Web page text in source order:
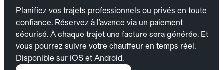
Planifiez vos trajets professionnels ou privés en toute
confiance. Réservez à l’avance via un paiement
sécurisé. À chaque trajet une facture sera générée. Et
vous pourrez suivre votre chauffeur en temps réel.
Disponible sur iOS et Android.